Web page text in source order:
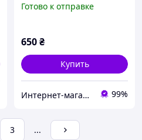
детей 37р (23,5 см
Готово к отправке
650₴
Купить
Интернет-магазин «Сокровища Востока» — качественные товары из Японии и Кореи 99%
3 ...